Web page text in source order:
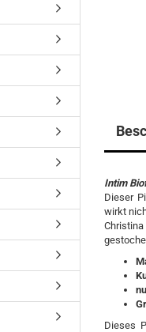
Intim
Dieser
wirkt
Dieses